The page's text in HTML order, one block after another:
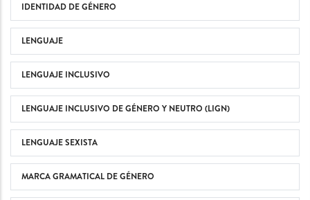
IDENTIDAD DE GÉNERO
LENGUAJE
LENGUAJE INCLUSIVO
LENGUAJE INCLUSIVO DE GÉNERO Y NEUTRO (LIGN)
LENGUAJE SEXISTA
MARCA GRAMATICAL DE GÉNERO